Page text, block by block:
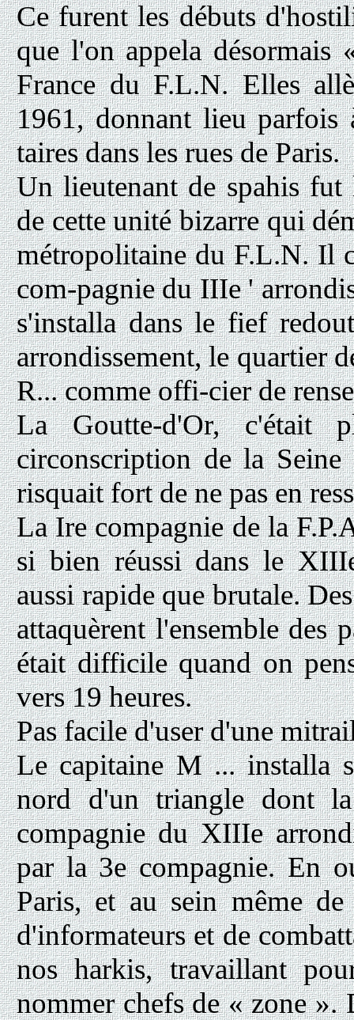
Ce furent les débuts
que l'on appela désormais
France du F.L.N. Elles
1961, donnant lieu parfois
taires dans les rues de Paris.
Un lieutenant de spahis
de cette unité bizarre qui
métropolitaine du F.L.N. Il
com-pagnie du IIIe '
s'installa dans le fief
arrondissement, le quartier
R... comme offi-cier de
La Goutte-d'Or, c'était
circonscription de la
risquait fort de ne pas en
La Ire compagnie de la
si bien réussi dans le
aussi rapide que brutale.
attaquèrent l'ensemble des
était difficile quand on
vers 19 heures.
Pas facile d'user d'une
Le capitaine M ... installa
nord d'un triangle dont
compagnie du XIIIe
par la 3e compagnie. En
Paris, et au sein même
d'informateurs et de
nos harkis, travaillant
nommer chefs de « zone ».